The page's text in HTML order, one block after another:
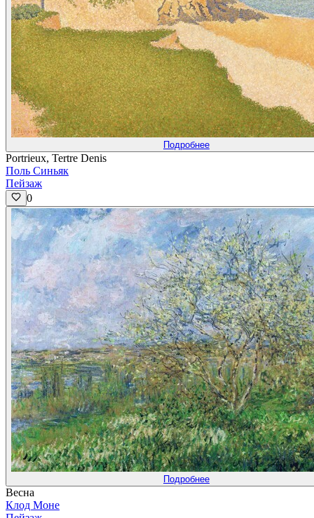
Подробнее
Portrieux, Tertre Denis
Поль Синьяк
Пейзаж
0
Подробнее
Весна
Клод Моне